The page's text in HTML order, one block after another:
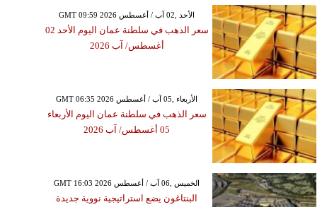
GMT 09:59 2026 الأحد ,02 آب / أغسطس
سعر الذهب في سلطنة عمان اليوم الأحد 02
أغسطس/ آب 2026
GMT 06:35 2026 الأربعاء ,05 آب / أغسطس
سعر الذهب في سلطنة عمان اليوم الأربعاء
05 أغسطس/ آب 2026
GMT 16:03 2026 الخميس ,06 آب / أغسطس
البنتاغون يضع استراتيجية نووية جديدة